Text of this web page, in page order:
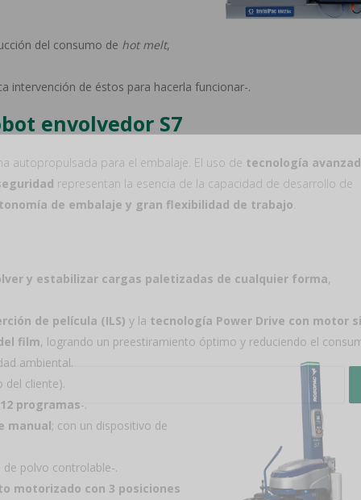
en nuestro newsletter
Obtén un cupón del 7%
de datos
tus datos para enviar el boletín tus derinformativo. Para más
yechos, consulta la
política de privacidad
del consumo de hot melt,
intervención de éstos para hacerla funcionar-.
envolvedor S7
autopropulsada para el embalaje. El uso de tecnología
representan la esencia de la capacidad de desarrollo de
de embalaje y gran flexibilidad de trabajo.
y estabilizar cargas paletizadas de cualquier forma,
de película (ILS) y la tecnología Power Drive con motor
film, logrando un preestiramiento óptimo y reduciendo el
ambiental.
del cliente).
12 programas-.
manual; con un dispositivo de
de polvo controlable-.
motorizado con 3 posiciones